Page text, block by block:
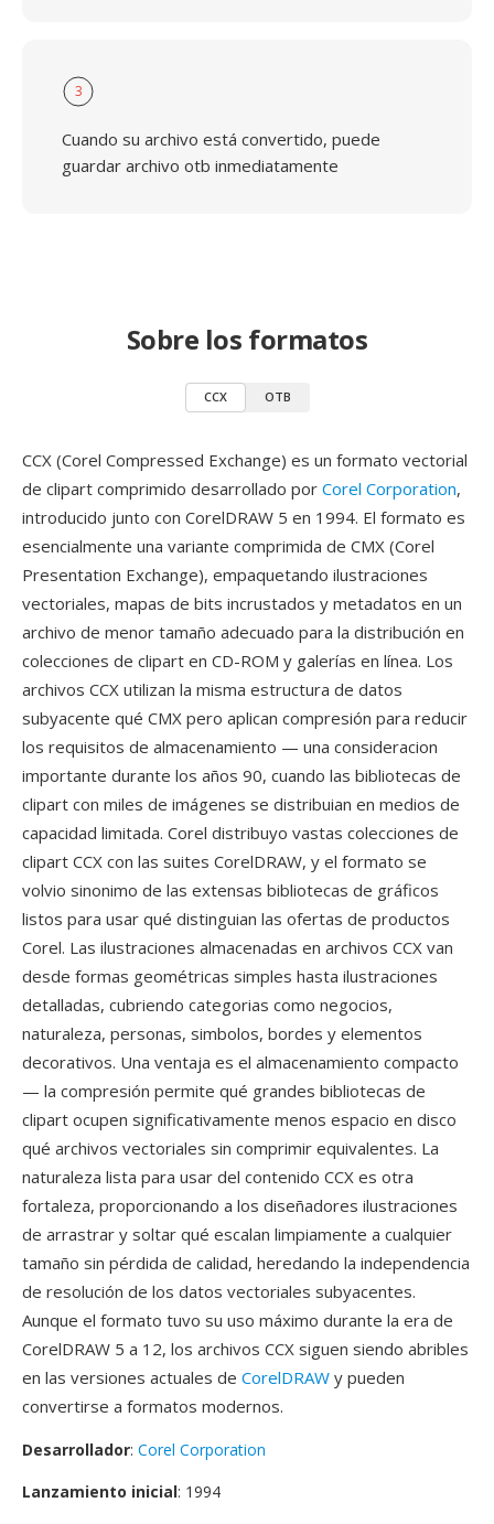
3
Cuando su archivo está convertido, puede
guardar archivo otb inmediatamente
Sobre los formatos
CCX OTB
CCX (Corel Compressed Exchange) es un formato vectorial
de clipart comprimido desarrollado por Corel Corporation,
introducido junto con CorelDRAW 5 en 1994. El formato es
esencialmente una variante comprimida de CMX (Corel
Presentation Exchange), empaquetando ilustraciones
vectoriales, mapas de bits incrustados y metadatos en un
archivo de menor tamaño adecuado para la distribución en
colecciones de clipart en CD-ROM y galerías en línea. Los
archivos CCX utilizan la misma estructura de datos
subyacente qué CMX pero aplican compresión para reducir
los requisitos de almacenamiento — una consideracion
importante durante los años 90, cuando las bibliotecas de
clipart con miles de imágenes se distribuian en medios de
capacidad limitada. Corel distribuyo vastas colecciones de
clipart CCX con las suites CorelDRAW, y el formato se
volvio sinonimo de las extensas bibliotecas de gráficos
listos para usar qué distinguian las ofertas de productos
Corel. Las ilustraciones almacenadas en archivos CCX van
desde formas geométricas simples hasta ilustraciones
detalladas, cubriendo categorias como negocios,
naturaleza, personas, simbolos, bordes y elementos
decorativos. Una ventaja es el almacenamiento compacto
— la compresión permite qué grandes bibliotecas de
clipart ocupen significativamente menos espacio en disco
qué archivos vectoriales sin comprimir equivalentes. La
naturaleza lista para usar del contenido CCX es otra
fortaleza, proporcionando a los diseñadores ilustraciones
de arrastrar y soltar qué escalan limpiamente a cualquier
tamaño sin pérdida de calidad, heredando la independencia
de resolución de los datos vectoriales subyacentes.
Aunque el formato tuvo su uso máximo durante la era de
CorelDRAW 5 a 12, los archivos CCX siguen siendo abribles
en las versiones actuales de CorelDRAW y pueden
convertirse a formatos modernos.
Desarrollador: Corel Corporation
Lanzamiento inicial: 1994